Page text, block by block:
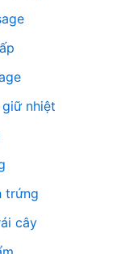
nhiệt
trứng
cây